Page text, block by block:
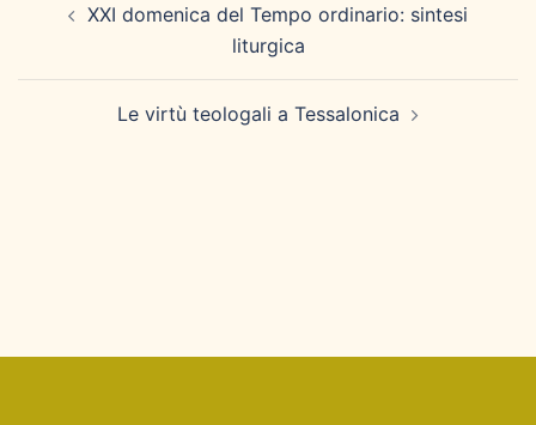
articoloXXI domenica del Tempo ordinario: sintesi
liturgica
Le virtù teologali a Tessalonica